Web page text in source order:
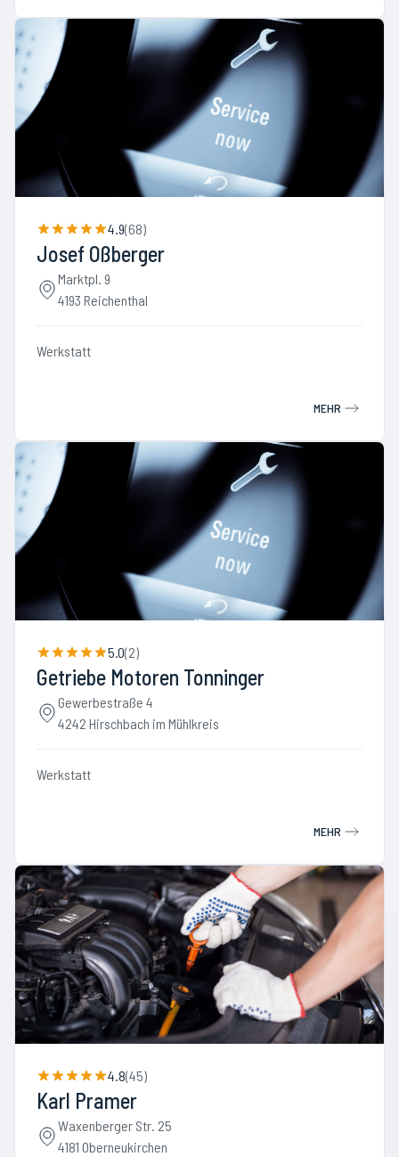
4.9(68)
Josef Oßberger
Marktpl. 9
4193 Reichenthal
Werkstatt
MEHR
5.0(2)
Getriebe Motoren Tonninger
Gewerbestraße 4
4242 Hirschbach im Mühlkreis
Werkstatt
MEHR
4.8(45)
Karl Pramer
Waxenberger Str. 25
4181 Oberneukirchen